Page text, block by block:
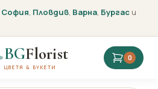
София, Пловдив, Варна, Бургас и
BGFlorist
ЦВЕТЯ & БУКЕТИ
0